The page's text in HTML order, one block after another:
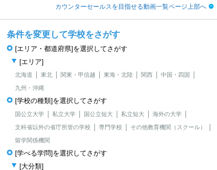
カウンターセールスを目指せる動画一覧ページ上部へ
条件を変更して学校をさがす
[エリア・都道府県]を選択してさがす
[エリア]
北海道 東北 関東・甲信越 東海・北陸 関西
中国・四国
九州・沖縄
[学校の種類]を選択してさがす
国公立大学 私立大学 国公立短大 私立短大
海外の大学
文科省以外の省庁所管の学校
専門学校
その他教育機関（スクール）
留学関係機関
[学べる学問]を選択してさがす
[大分類]